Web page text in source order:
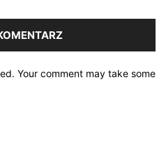
Your comment may take some